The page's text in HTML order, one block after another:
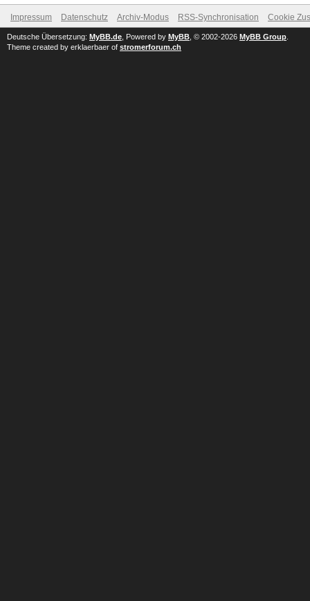
Impressum Datenschutz Archiv-Modus RSS-Synchronisation Cookie
Deutsche Übersetzung: MyBB.de , Powered by MyBB , © 2002-2026 MyBB Group
Theme created by erklaerbaer of stromerforum.ch